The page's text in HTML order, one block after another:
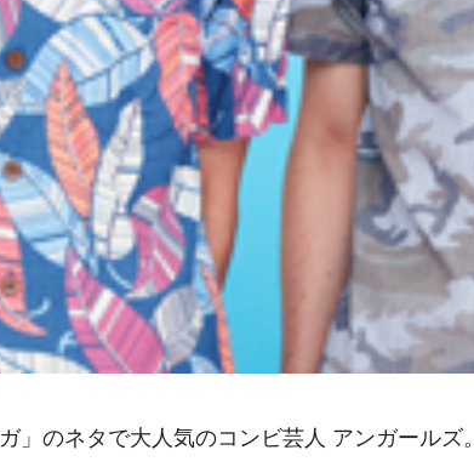
」のネタで大人気のコンビ芸人 アンガールズ。